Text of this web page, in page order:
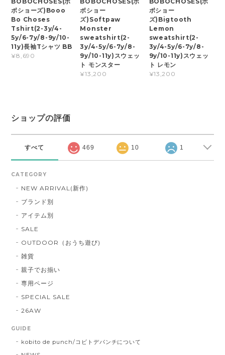
ボショーズ)Booo
Bo Choses
Tshirt(2-3y/4-
5y/6-7y/8-9y/10-
11y)長袖Tシャツ BB
¥8,690
ボショー
ズ)Softpaw
Monster
sweatshirt(2-
3y/4-5y/6-7y/8-
9y/10-11y)スウェッ
ト モンスター
¥13,200
ボショー
ズ)Bigtooth
Lemon
sweatshirt(2-
3y/4-5y/6-7y/8-
9y/10-11y)スウェッ
ト レモン
¥13,200
ショップの評価
すべて 469 10 1
CATEGORY
NEW ARRIVAL(新作)
ブランド別
アイテム別
SALE
OUTDOOR（おうち遊び)
雑貨
親子でお揃い
専用ページ
SPECIAL SALE
26AW
GUIDE
kobito de punch/コビトデパンチについて